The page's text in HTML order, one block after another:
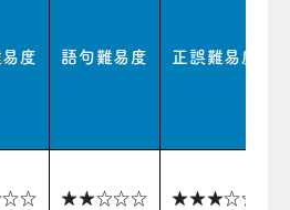
度 語句難易度 正誤難易度
★★☆☆☆ ★★★☆☆